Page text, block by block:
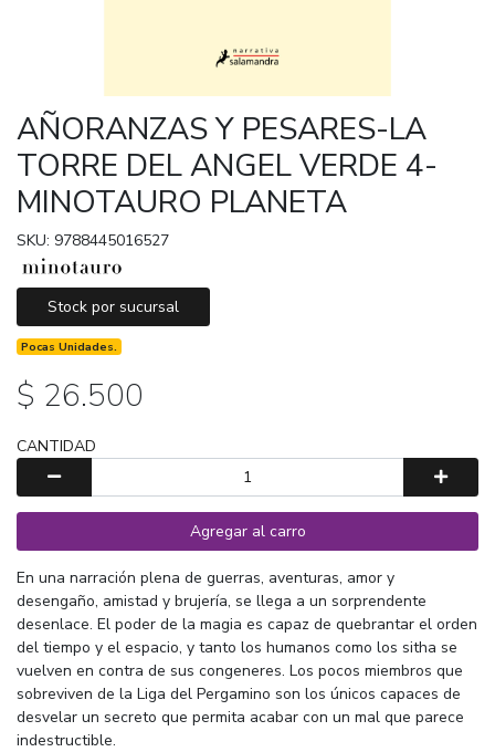
AÑORANZAS Y PESARES-LA
TORRE DEL ANGEL VERDE 4-
MINOTAURO PLANETA
SKU: 9788445016527
Stock por sucursal
Pocas Unidades.
$ 26.500
CANTIDAD
Agregar al carro
En una narración plena de guerras, aventuras, amor y
desengaño, amistad y brujería, se llega a un sorprendente
desenlace. El poder de la magia es capaz de quebrantar el orden
del tiempo y el espacio, y tanto los humanos como los sitha se
vuelven en contra de sus congeneres. Los pocos miembros que
sobreviven de la Liga del Pergamino son los únicos capaces de
desvelar un secreto que permita acabar con un mal que parece
indestructible.